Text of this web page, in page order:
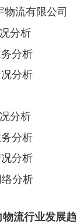
物流有限公司
分析
务分析
况分析
分析
务分析
况分析
络分析
物流行业发展